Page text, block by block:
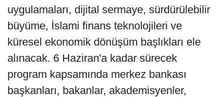
uygulamaları, dijital sermaye, sürdürülebilir
büyüme, İslami finans teknolojileri ve
küresel ekonomik dönüşüm başlıkları ele
alınacak. 6 Haziran'a kadar sürecek
program kapsamında merkez bankası
başkanları, bakanlar, akademisyenler,